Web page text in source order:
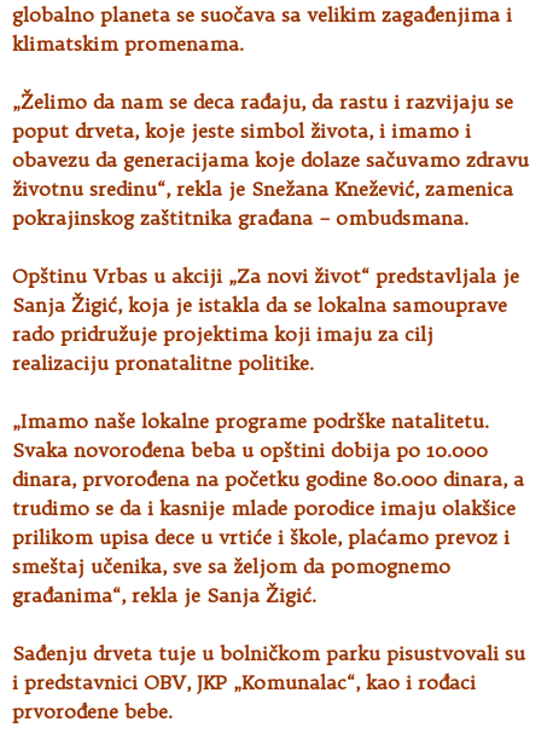
globalno planeta se suočava sa velikim zagađenjima i
klimatskim promenama.
„Želimo da nam se deca rađaju, da rastu i razvijaju se
poput drveta, koje jeste simbol života, i imamo i
obavezu da generacijama koje dolaze sačuvamo zdravu
životnu sredinu“, rekla je Snežana Knežević, zamenica
pokrajinskog zaštitnika građana – ombudsmana.
Opštinu Vrbas u akciji „Za novi život“ predstavljala je
Sanja Žigić, koja je istakla da se lokalna samouprave
rado pridružuje projektima koji imaju za cilj
realizaciju pronatalitne politike.
„Imamo naše lokalne programe podrške natalitetu.
Svaka novorođena beba u opštini dobija po 10.000
dinara, prvorođena na početku godine 80.000 dinara, a
trudimo se da i kasnije mlade porodice imaju olakšice
prilikom upisa dece u vrtiće i škole, plaćamo prevoz i
smeštaj učenika, sve sa željom da pomognemo
građanima“, rekla je Sanja Žigić.
Sađenju drveta tuje u bolničkom parku pisustvovali su
i predstavnici OBV, JKP „Komunalac“, kao i rođaci
prvorođene bebe.